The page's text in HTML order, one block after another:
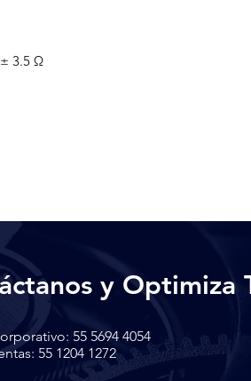
3.5 Ω
y Optimiza
55 5694 4054
55 1204 1272